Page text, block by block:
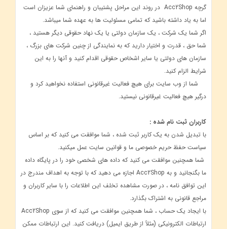
گرچه Acc2Shop در روند این مراحل پشتیبان و راهنمای شما عزیزان است
اما به یاد داشته باشید که تمامی مسئولیت ها به عهده شما میباشد.
اگر شما یک شرکت ، یک سازمان دولتی یا یک نهاد حقوقی دیگر هستید ،
شما حق ، قدرت و اختیار دارید که به نمایندگی از چنین شرکت های بزرگ ،
سازمان های دولتی یا سایر اشخاص حقوقی اقدام کنید و آنها را به این
شرایط الزام کنید.
شما از وب سایت برای هیچ فعالیت غیرقانونی استفاده نخواهید کرد و
درگیر هیچ فعالیت غیرقانونی نیستید.
کاربران ثبت نام شده :
با تبدیل شدن به یک کاربر ثبت شده ، شما موافقت می کنید که بر اساس
سیاست حفظ حریم خصوصی ما و قوانین سایت عمل میکنید.
شما همچنین موافقت می کنید که داده های شخصی خود را در پایگاه داده
ما بگنجانید و به Acc2Shop اجازه می دهید که با توجه به اهداف مندرج در
این توافق نامه ، در صورت مشاهده تخلف این اطلاعات را با سایر کاربران و
مراجع قانونی به اشتراک بگذارد.
با ایجاد یک حساب ، شما همچنین موافقت می کنید که از سوی Acc2Shop
ارتباطات الکترونیکی (مثلاً از طریق ایمیل) دریافت کنید. این ارتباطات ممکن